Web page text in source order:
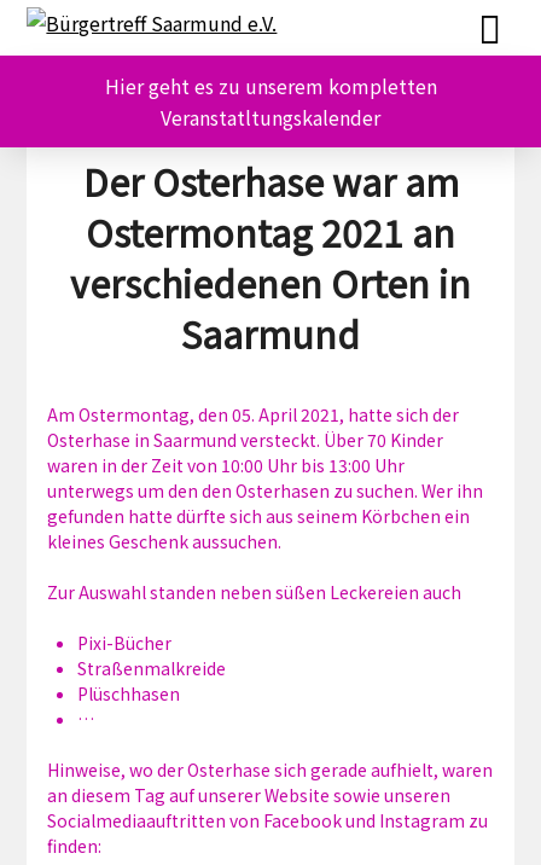
Skip
Skip
Hier geht es zu unserem kompletten
Veranstatltungskalender
Der Osterhase war am
Ostermontag 2021 an
verschiedenen Orten in
Saarmund
Am Ostermontag, den 05. April 2021, hatte sich der
Osterhase in Saarmund versteckt. Über 70 Kinder
waren in der Zeit von 10:00 Uhr bis 13:00 Uhr
unterwegs um den den Osterhasen zu suchen. Wer ihn
gefunden hatte dürfte sich aus seinem Körbchen ein
kleines Geschenk aussuchen.
Zur Auswahl standen neben süßen Leckereien auch
Pixi-Bücher
Straßenmalkreide
Plüschhasen
…
Hinweise, wo der Osterhase sich gerade aufhielt, waren
an diesem Tag auf unserer Website sowie unseren
Socialmediaauftritten von Facebook und Instagram zu
finden: